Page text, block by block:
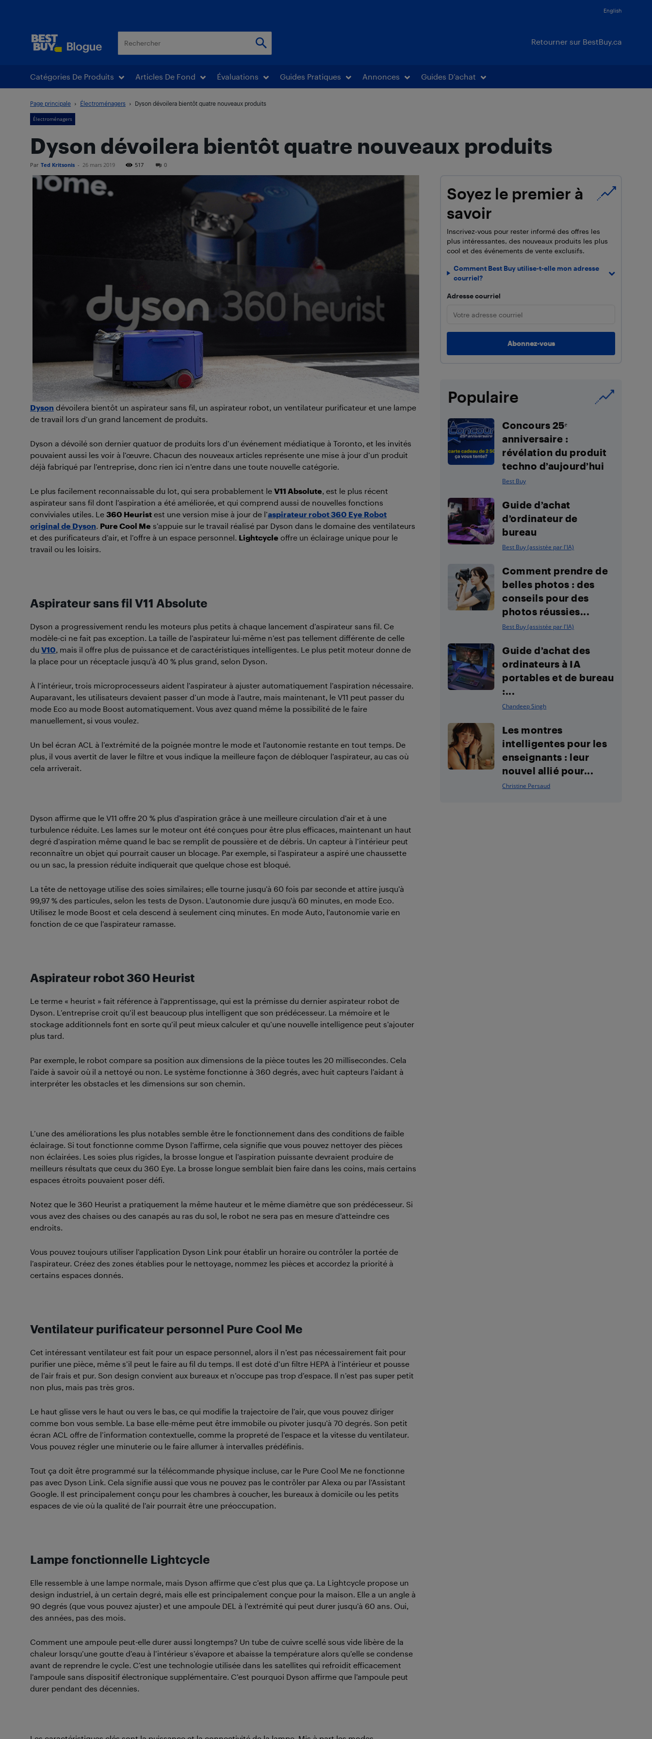
English
Retourner sur BestBuy.ca
Catégories De Produits Articles De Fond Évaluations Guides Pratiques Annonces Guides D’achat
Page principale Électroménagers Dyson dévoilera bientôt quatre nouveaux produits
Électroménagers
Dyson dévoilera bientôt quatre nouveaux produits
Par Ted Kritsonis - 26 mars 2019 517 0
Dyson dévoilera bientôt un aspirateur sans fil, un aspirateur robot, un ventilateur purificateur et une lampe
de travail lors d’un grand lancement de produits.
Dyson a dévoilé son dernier quatuor de produits lors d’un événement médiatique à Toronto, et les invités
pouvaient aussi les voir à l’œuvre. Chacun des nouveaux articles représente une mise à jour d’un produit
déjà fabriqué par l’entreprise, donc rien ici n’entre dans une toute nouvelle catégorie.
Le plus facilement reconnaissable du lot, qui sera probablement le V11 Absolute, est le plus récent
aspirateur sans fil dont l’aspiration a été améliorée, et qui comprend aussi de nouvelles fonctions
conviviales utiles. Le 360 Heurist est une version mise à jour de l’aspirateur robot 360 Eye Robot
original de Dyson. Pure Cool Me s’appuie sur le travail réalisé par Dyson dans le domaine des ventilateurs
et des purificateurs d’air, et l’offre à un espace personnel. Lightcycle offre un éclairage unique pour le
travail ou les loisirs.
Aspirateur sans fil V11 Absolute
Dyson a progressivement rendu les moteurs plus petits à chaque lancement d’aspirateur sans fil. Ce
modèle-ci ne fait pas exception. La taille de l’aspirateur lui-même n’est pas tellement différente de celle
du V10, mais il offre plus de puissance et de caractéristiques intelligentes. Le plus petit moteur donne de
la place pour un réceptacle jusqu’à 40 % plus grand, selon Dyson.
À l’intérieur, trois microprocesseurs aident l’aspirateur à ajuster automatiquement l’aspiration nécessaire.
Auparavant, les utilisateurs devaient passer d’un mode à l’autre, mais maintenant, le V11 peut passer du
mode Eco au mode Boost automatiquement. Vous avez quand même la possibilité de le faire
manuellement, si vous voulez.
Un bel écran ACL à l’extrémité de la poignée montre le mode et l’autonomie restante en tout temps. De
plus, il vous avertit de laver le filtre et vous indique la meilleure façon de débloquer l’aspirateur, au cas où
cela arriverait.
Dyson affirme que le V11 offre 20 % plus d’aspiration grâce à une meilleure circulation d’air et à une
turbulence réduite. Les lames sur le moteur ont été conçues pour être plus efficaces, maintenant un haut
degré d’aspiration même quand le bac se remplit de poussière et de débris. Un capteur à l’intérieur peut
reconnaître un objet qui pourrait causer un blocage. Par exemple, si l’aspirateur a aspiré une chaussette
ou un sac, la pression réduite indiquerait que quelque chose est bloqué.
La tête de nettoyage utilise des soies similaires; elle tourne jusqu’à 60 fois par seconde et attire jusqu’à
99,97 % des particules, selon les tests de Dyson. L’autonomie dure jusqu’à 60 minutes, en mode Eco.
Utilisez le mode Boost et cela descend à seulement cinq minutes. En mode Auto, l’autonomie varie en
fonction de ce que l’aspirateur ramasse.
Aspirateur robot 360 Heurist
Le terme « heurist » fait référence à l’apprentissage, qui est la prémisse du dernier aspirateur robot de
Dyson. L’entreprise croit qu’il est beaucoup plus intelligent que son prédécesseur. La mémoire et le
stockage additionnels font en sorte qu’il peut mieux calculer et qu’une nouvelle intelligence peut s’ajouter
plus tard.
Par exemple, le robot compare sa position aux dimensions de la pièce toutes les 20 millisecondes. Cela
l’aide à savoir où il a nettoyé ou non. Le système fonctionne à 360 degrés, avec huit capteurs l’aidant à
interpréter les obstacles et les dimensions sur son chemin.
L’une des améliorations les plus notables semble être le fonctionnement dans des conditions de faible
éclairage. Si tout fonctionne comme Dyson l’affirme, cela signifie que vous pouvez nettoyer des pièces
non éclairées. Les soies plus rigides, la brosse longue et l’aspiration puissante devraient produire de
meilleurs résultats que ceux du 360 Eye. La brosse longue semblait bien faire dans les coins, mais certains
espaces étroits pouvaient poser défi.
Notez que le 360 Heurist a pratiquement la même hauteur et le même diamètre que son prédécesseur. Si
vous avez des chaises ou des canapés au ras du sol, le robot ne sera pas en mesure d’atteindre ces
endroits.
Vous pouvez toujours utiliser l’application Dyson Link pour établir un horaire ou contrôler la portée de
l’aspirateur. Créez des zones établies pour le nettoyage, nommez les pièces et accordez la priorité à
certains espaces donnés.
Ventilateur purificateur personnel Pure Cool Me
Cet intéressant ventilateur est fait pour un espace personnel, alors il n’est pas nécessairement fait pour
purifier une pièce, même s’il peut le faire au fil du temps. Il est doté d’un filtre HEPA à l’intérieur et pousse
de l’air frais et pur. Son design convient aux bureaux et n’occupe pas trop d’espace. Il n’est pas super petit
non plus, mais pas très gros.
Le haut glisse vers le haut ou vers le bas, ce qui modifie la trajectoire de l’air, que vous pouvez diriger
comme bon vous semble. La base elle-même peut être immobile ou pivoter jusqu’à 70 degrés. Son petit
écran ACL offre de l’information contextuelle, comme la propreté de l’espace et la vitesse du ventilateur.
Vous pouvez régler une minuterie ou le faire allumer à intervalles prédéfinis.
Tout ça doit être programmé sur la télécommande physique incluse, car le Pure Cool Me ne fonctionne
pas avec Dyson Link. Cela signifie aussi que vous ne pouvez pas le contrôler par Alexa ou par l’Assistant
Google. Il est principalement conçu pour les chambres à coucher, les bureaux à domicile ou les petits
espaces de vie où la qualité de l’air pourrait être une préoccupation.
Lampe fonctionnelle Lightcycle
Elle ressemble à une lampe normale, mais Dyson affirme que c’est plus que ça. La Lightcycle propose un
design industriel, à un certain degré, mais elle est principalement conçue pour la maison. Elle a un angle à
90 degrés (que vous pouvez ajuster) et une ampoule DEL à l’extrémité qui peut durer jusqu’à 60 ans. Oui,
des années, pas des mois.
Comment une ampoule peut-elle durer aussi longtemps? Un tube de cuivre scellé sous vide libère de la
chaleur lorsqu’une goutte d’eau à l’intérieur s’évapore et abaisse la température alors qu’elle se condense
avant de reprendre le cycle. C’est une technologie utilisée dans les satellites qui refroidit efficacement
l’ampoule sans dispositif électronique supplémentaire. C’est pourquoi Dyson affirme que l’ampoule peut
durer pendant des décennies.
Soyez le premier à
savoir
Inscrivez-vous pour rester informé des offres les
plus intéressantes, des nouveaux produits les plus
cool et des événements de vente exclusifs.
Comment Best Buy utilise-t-elle mon adresse
courriel?
Adresse courriel
Populaire
Concours 25ᵉ
anniversaire :
révélation du produit
techno d’aujourd’hui
Best Buy
Guide d’achat
d’ordinateur de
bureau
Best Buy (assistée par l'IA)
Comment prendre de
belles photos : des
conseils pour des
photos réussies...
Best Buy (assistée par l'IA)
Guide d’achat des
ordinateurs à IA
portables et de bureau
:...
Chandeep Singh
Les montres
intelligentes pour les
enseignants : leur
nouvel allié pour...
Christine Persaud